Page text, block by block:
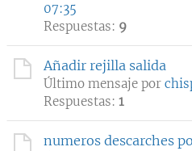
07:35
Respuestas: 9
Añadir rejilla salida
Último mensaje por
Respuestas: 1
numeros descarches